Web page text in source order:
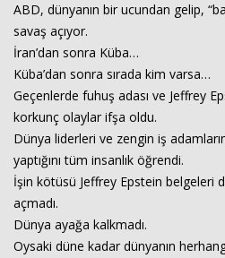
ABD, dünyanın bir ucundan gelip,
savaş açıyor.
İran’dan sonra Küba…
Küba’dan sonra sırada kim varsa…
Geçenlerde fuhuş adası ve Jeffrey
korkunç olaylar ifşa oldu.
Dünya liderleri ve zengin iş
yaptığını tüm insanlık öğrendi.
İşin kötüsü Jeffrey Epstein belgeleri
açmadı.
Dünya ayağa kalkmadı.
Oysaki düne kadar dünyanın